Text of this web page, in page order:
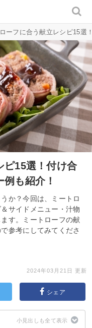
ーフに合う献立レシピ15選
ピ15選！付け合
も紹介！
か？今回は、ミートロ
サイドメニュー・汁物
す。ミートローフの献
参考にしてみてくださ
2024年03月21日 更新
シェア